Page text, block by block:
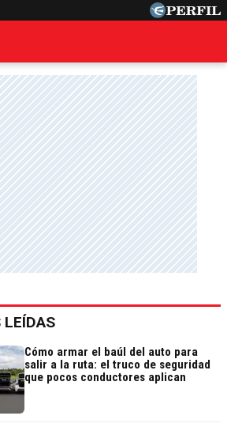
Cómo armar el baúl del auto para
salir a la ruta: el truco de seguridad
que pocos conductores aplican